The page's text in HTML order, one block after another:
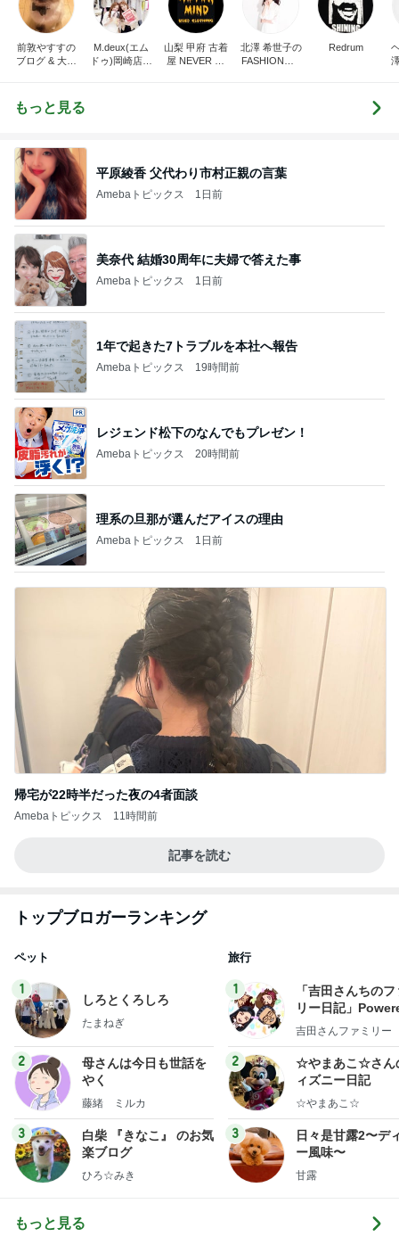
前敦やすすの
ブログ & 大谷
M.deux(エム
ドゥ)岡崎店ブ
山梨 甲府 古着
屋 NEVER MI
北澤 希世子の
FASHION◆bl
Redrum
もっと見る
平原綾香 父代わり市村正親の言葉
Amebaトピックス 1日前
美奈代 結婚30周年に夫婦で答えた事
Amebaトピックス 1日前
1年で起きた7トラブルを本社へ報告
Amebaトピックス 19時間前
レジェンド松下のなんでもプレゼン！
Amebaトピックス 20時間前
理系の旦那が選んだアイスの理由
Amebaトピックス 1日前
帰宅が22時半だった夜の4者面談
Amebaトピックス 11時間前
記事を読む
トップブロガーランキング
ペット
1
しろとくろしろ
たまねぎ
2
母さんは今日も世話を
やく
藤緒 ミルカ
3
白柴 『きなこ』 のお気
楽ブログ
ひろ☆みき
旅行
1
「吉田さんちの
リー日記」
y Ameba 吉田さ
ログ
吉田さんファミリー
2
☆やまあこ☆さん
ィズニー日記
☆やまあこ☆
3
日々是甘露2〜デ
ー風味〜
甘露
もっと見る